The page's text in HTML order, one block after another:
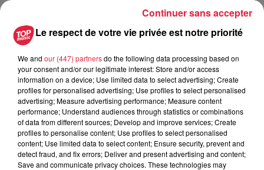
Date
Lieu
Complexe Sportif du Kochersberg -
TRUCHTERSHEIM (67)
Organisateur https://ath-handball.fr/
Le respect de votre vie privée est notre priorité
We and our (447) partnersdo the following data processing based on
your consent and/or our legitimate interest: Store and/or access
information on a device; Use limited data to select advertising; Create
profiles for personalised advertising; Use profiles to select personalised
advertising; Measure advertising performance; Measure content
performance; Understand audiences through statistics or combinations
of data from different sources; Develop and improve services; Create
profiles to personalise content; Use profiles to select personalised
content; Use limited data to select content; Ensure security, prevent and
detect fraud, and fix errors; Deliver and present advertising and content;
Save and communicate privacy choices. These technologies may
Continuer sans accepter